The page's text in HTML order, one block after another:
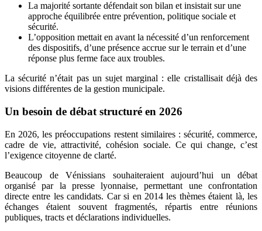
La majorité sortante défendait son bilan et insistait sur une
approche équilibrée entre prévention, politique sociale et
sécurité.
L’opposition mettait en avant la nécessité d’un renforcement
des dispositifs, d’une présence accrue sur le terrain et d’une
réponse plus ferme face aux troubles.
La sécurité n’était pas un sujet marginal : elle cristallisait déjà des
visions différentes de la gestion municipale.
Un besoin de débat structuré en 2026
En 2026, les préoccupations restent similaires : sécurité, commerce,
cadre de vie, attractivité, cohésion sociale. Ce qui change, c’est
l’exigence citoyenne de clarté.
Beaucoup de Vénissians souhaiteraient aujourd’hui un débat
organisé par la presse lyonnaise, permettant une confrontation
directe entre les candidats. Car si en 2014 les thèmes étaient là, les
échanges étaient souvent fragmentés, répartis entre réunions
publiques, tracts et déclarations individuelles.